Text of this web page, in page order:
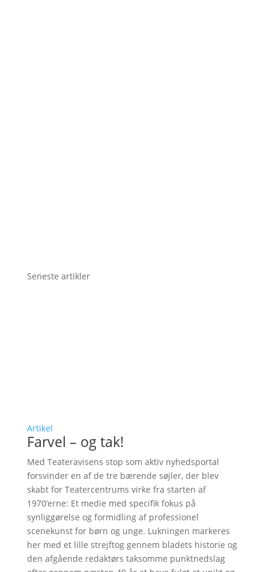
Seneste artikler
Artikel
Farvel – og tak!
Med Teateravisens stop som aktiv nyhedsportal
forsvinder en af de tre bærende søjler, der blev
skabt for Teatercentrums virke fra starten af
1970’erne: Et medie med specifik fokus på
synliggørelse og formidling af professionel
scenekunst for børn og unge. Lukningen markeres
her med et lille strejftog gennem bladets historie og
den afgående redaktørs taksomme punktnedslag